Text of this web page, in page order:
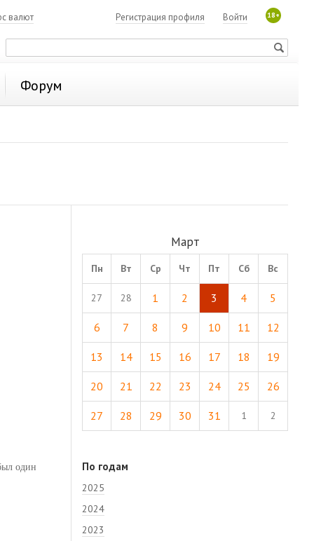
валют 18+
Войти
Регистрация профиля
Форум
один
Март
Пн Вт Ср Чт Пт Сб Вс
27 28 1 2 3 4 5
6 7 8 9 10 11 12
13 14 15 16 17 18 19
20 21 22 23 24 25 26
27 28 29 30 31 1 2
По годам
2025
2024
2023